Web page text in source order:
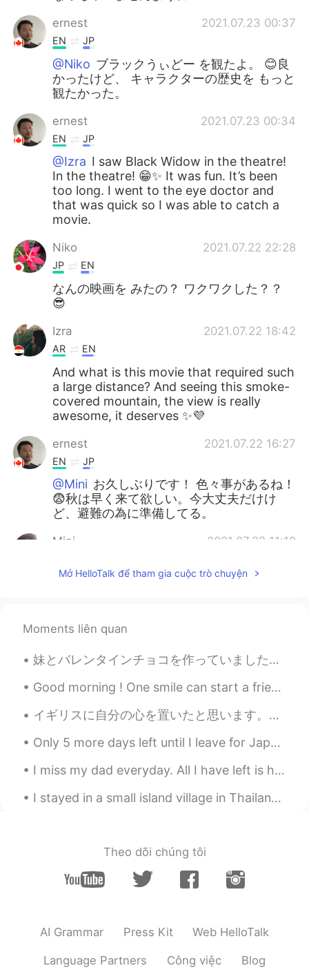
ernest 2021.07.23 00:37
EN JP
@Niko ブラックうぃどー を観たよ。 😊良
かったけど、 キャラクターの歴史を もっと
観たかった。
ernest 2021.07.23 00:34
EN JP
@Izra I saw Black Widow in the theatre!
In the theatre! 😁✨ It was fun. It’s been
too long. I went to the eye doctor and
that was quick so I was able to catch a
movie.
Niko 2021.07.22 22:28
JP EN
なんの映画を みたの？ ワクワクした？？
😎
Izra 2021.07.22 18:42
AR EN
And what is this movie that required such
a large distance? And seeing this smoke-
covered mountain, the view is really
awesome, it deserves ✨💜
ernest 2021.07.22 16:27
EN JP
@Mini お久しぶりです！ 色々事があるね！
😨秋は早く来て欲しい。今大丈夫だけけ
ど、避難の為に準備してる。
Mini 2021.07.22 11:10
お久しぶりです。 温暖化による気温の上昇
ます。 カナダのヒートウェーブの記事も読
みましたがあなたの住む地域は大丈夫です
か？
ernest 2021.07.22 10:24
@にゃりんこ 多いだね😰大変。
にゃりんこ 2021.07.22 10:20
JP EN
最近火事がほんとに多い気がする。。
Thank you prairie!! 😄 I went to
Costco! Hahaha. But I also bought a new
cap🧢 and new swim trunks. Getting
prairie 2021.07.22 10:13
Mở HelloTalk để tham gia cuộc trò chuyện
Moments liên quan
妹とバレンタインチョコを作っていました！左の写真はクッキーとキャンディオレンジとチョコレートで覆われたイチゴとプレッツェルとライスクリスピーです！ アメリカは「ホワイトデー」がないから、バレン...
Good morning ! One smile can start a friendship, one word can end a fight , one look can save a r...
イギリスに自分の心を置いたと思います。もう金曜日でも、旅行のことをまだ考えてます。患者さんに集中できなくて、旅行のことについて、いつも話してます。まぁ、患者さんの祖先のほとんどはイギリス人やスコ...
Only 5 more days left until I leave for Japan!✈️I’m just so excited!!!! 😆 日本に出発するまであと5日です!!!私はとて...
I miss my dad everyday. All I have left is his voice messages and pictures. I feel like a huge pa...
I stayed in a small island village in Thailand🇹🇭 and the water is so shallow that i was able to w...
Theo dõi chúng tôi
AI Grammar Press Kit Web HelloTalk
Language Partners Công việc Blog